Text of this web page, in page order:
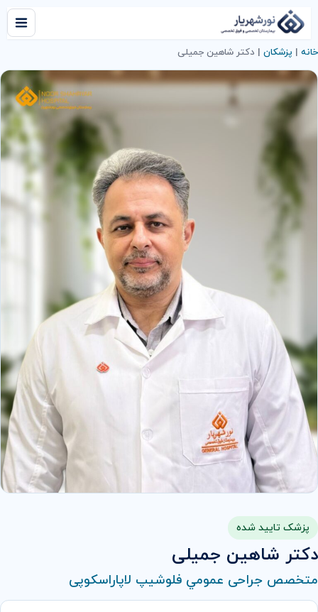
خانه | پزشکان | دکتر شاهین جمیلی
پزشک تایید شده
دکتر شاهین جمیلی
متخصص جراحی عمومي فلوشیپ لاپاراسکوپی